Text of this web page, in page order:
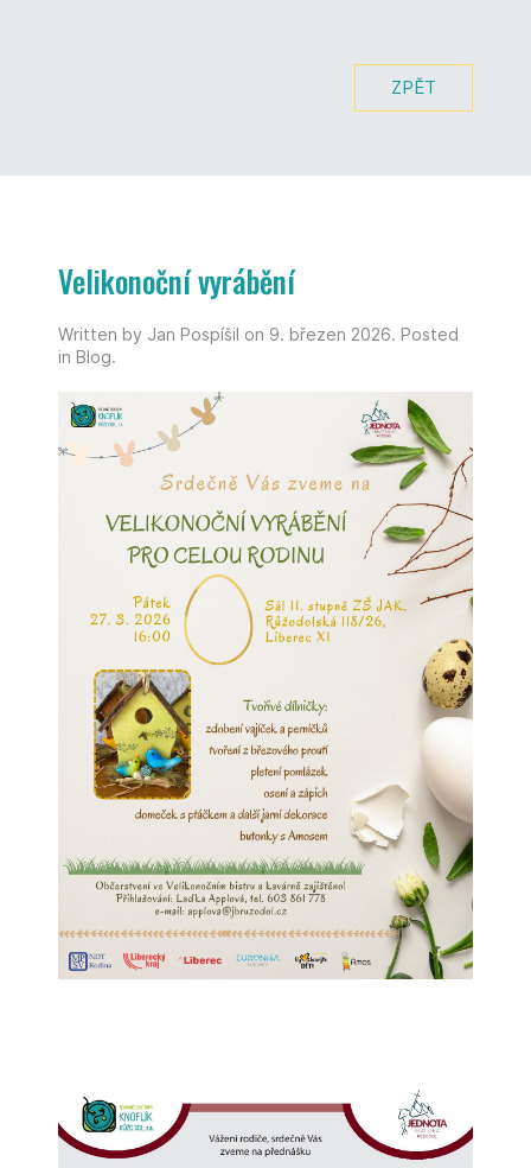
ZPĚT
Velikonoční vyrábění
Written by Jan Pospíšil on 9. březen 2026. Posted
in Blog.